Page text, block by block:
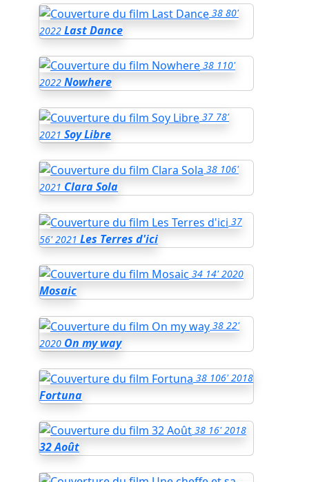
38 80'
2022 Last Dance
38 110'
2022 Nowhere
37 78'
2021 Soy Libre
38 106'
2021 Clara Sola
37
56' 2021 Les Terres d'ici
34 14' 2020
Mosaic
38 22'
2020 On my way
38 106' 2018
Fortuna
38 16' 2018
32 Août